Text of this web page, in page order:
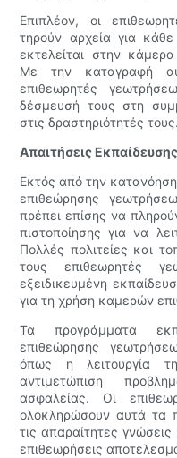
Επιπλέον, οι
τηρούν αρχεία για
εκτελείται στην
Με την καταγραφή
επιθεωρητές
δέσμευσή τους στη
στις δραστηριότητές τους.
Απαιτήσεις
Εκτός από την
επιθεώρησης
πρέπει επίσης να
πιστοποίησης για να
Πολλές πολιτείες και
τους επιθεωρητές
εξειδικευμένη
για τη χρήση καμερών
Τα προγράμματα
επιθεώρησης
όπως η λειτουργία
αντιμετώπιση
ασφαλείας. Οι
ολοκληρώσουν αυτά τα
τις απαραίτητες γνώσεις
επιθεωρήσεις